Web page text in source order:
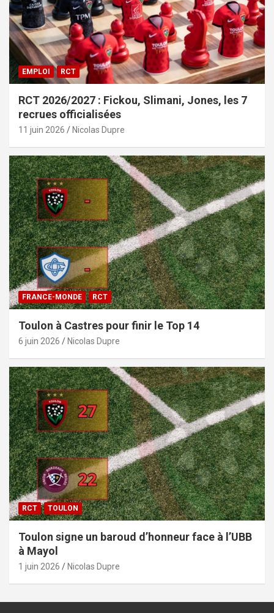
EMPLOI RCT
RCT 2026/2027 : Fickou, Slimani, Jones, les 7
recrues officialisées
11 juin 2026 Nicolas Dupre
FRANCE-MONDE RCT
Toulon à Castres pour finir le Top 14
6 juin 2026 Nicolas Dupre
RCT TOULON
Toulon signe un baroud d’honneur face à l’UBB
à Mayol
1 juin 2026 Nicolas Dupre